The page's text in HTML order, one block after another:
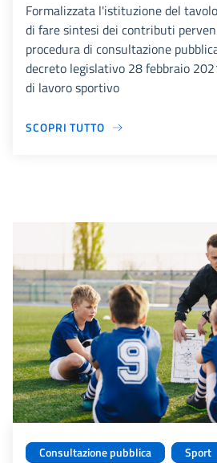
Formalizzata l'istituzione del
di fare sintesi dei contributi
procedura di consultazione
decreto legislativo 28 febbraio
di lavoro sportivo
SCOPRI TUTTO
Consultazione pubblica Sport